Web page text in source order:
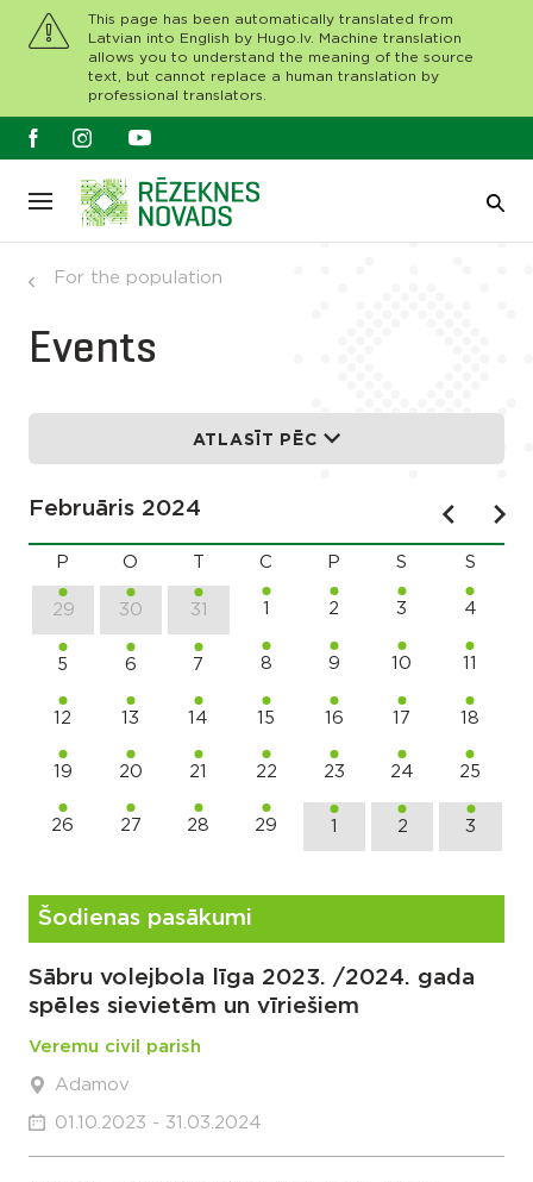
This page has been automatically translated from
Latvian into English by Hugo.lv. Machine translation
allows you to understand the meaning of the source
text, but cannot replace a human translation by
professional translators.
For the population
Events
ATLASĪT PĒC
Februāris 2024
P O C P S S
29 30 31 1 2 3 4
5 6 7 8 9 10 11
12 13 14 15 16 17 18
19 20 21 22 23 24 25
26 27 28 29 1 2 3
Šodienas pasākumi
Sābru volejbola līga 2023. /2024. gada
spēles sievietēm un vīriešiem
Veremu civil parish
Adamov
01.10.2023 - 31.03.2024